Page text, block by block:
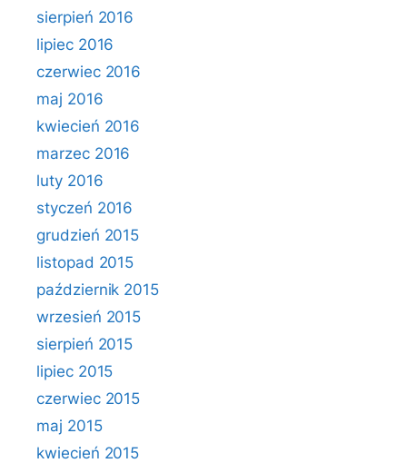
sierpień 2016
lipiec 2016
czerwiec 2016
maj 2016
kwiecień 2016
marzec 2016
luty 2016
styczeń 2016
grudzień 2015
listopad 2015
październik 2015
wrzesień 2015
sierpień 2015
lipiec 2015
czerwiec 2015
maj 2015
kwiecień 2015